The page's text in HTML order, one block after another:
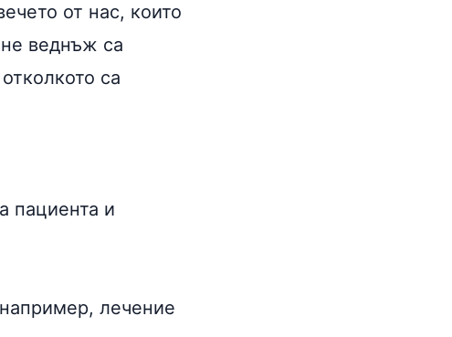
от нас, които
веднъж са
са
пациента и
лечение